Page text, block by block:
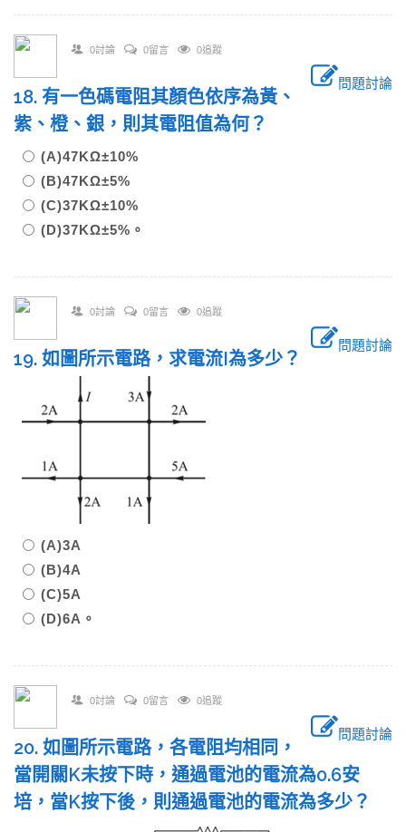
0討論 0留言 0追蹤
問題討論
18. 有一色碼電阻其顏色依序為黃、
紫、橙、銀，則其電阻值為何？
(A)47KΩ±10%
(B)47KΩ±5%
(C)37KΩ±10%
(D)37KΩ±5%。
0討論 0留言 0追蹤
問題討論
19. 如圖所示電路，求電流I為多少？
(A)3A
(B)4A
(C)5A
(D)6A。
0討論 0留言 0追蹤
問題討論
20. 如圖所示電路，各電阻均相同，
當開關K未按下時，通過電池的電流為0.6安
培，當K按下後，則通過電池的電流為多少？